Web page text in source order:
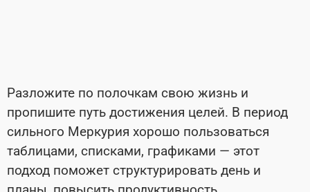
Разложите по полочкам свою жизнь и
пропишите путь достижения целей. В период
сильного Меркурия хорошо пользоваться
таблицами, списками, графиками — этот
подход поможет структурировать день и